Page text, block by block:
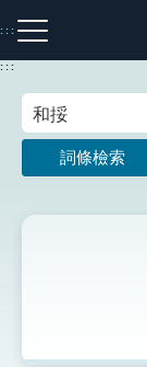
到
主
:::
注音索引圖示
:::
詞條檢索